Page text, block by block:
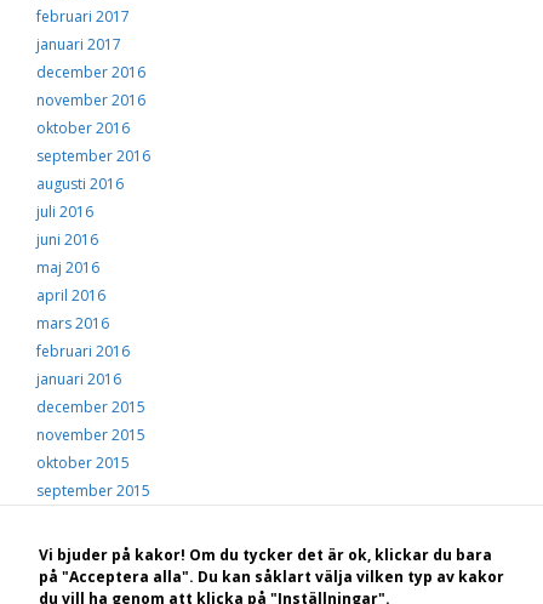
februari 2017
januari 2017
december 2016
november 2016
oktober 2016
september 2016
augusti 2016
juli 2016
juni 2016
maj 2016
april 2016
mars 2016
februari 2016
januari 2016
december 2015
november 2015
oktober 2015
september 2015
juli 2015
juni 2015
Vi bjuder på kakor! Om du tycker det är ok, klickar du bara
på "Acceptera alla". Du kan såklart välja vilken typ av kakor
du vill ha genom att klicka på "Inställningar".